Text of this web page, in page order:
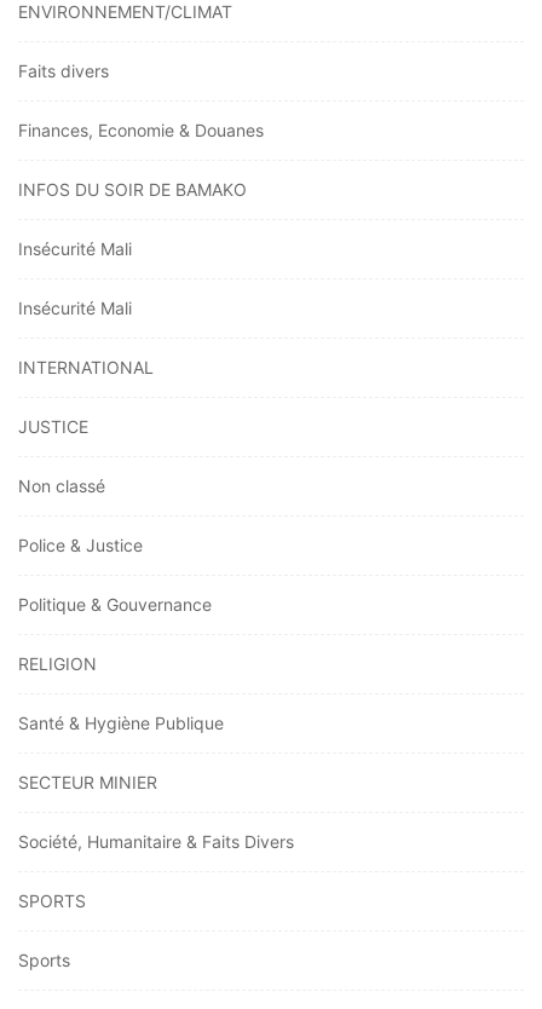
ENVIRONNEMENT/CLIMAT
Faits divers
Finances, Economie & Douanes
INFOS DU SOIR DE BAMAKO
Insécurité Mali
Insécurité Mali
INTERNATIONAL
JUSTICE
Non classé
Police & Justice
Politique & Gouvernance
RELIGION
Santé & Hygiène Publique
SECTEUR MINIER
Société, Humanitaire & Faits Divers
SPORTS
Sports